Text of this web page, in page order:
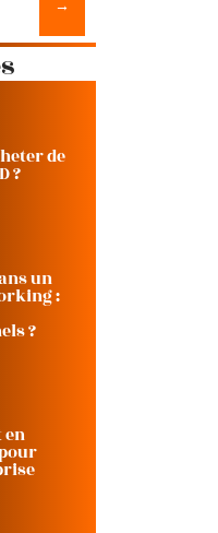
de
?
un
:
?